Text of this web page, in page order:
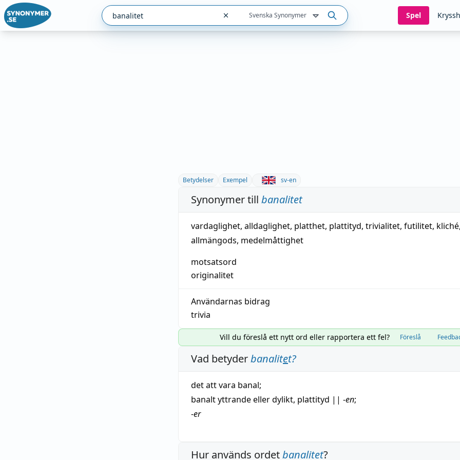
Svenska Synonymer Spel
Betydelser Exempel sv-en
Synonymer till banalitet
vardaglighet, alldaglighet, platthet, plattityd, trivialitet, futilitet, kliché
allmängods, medelmåttighet
motsatsord
originalitet
Användarnas bidrag
trivia
Vill du föreslå ett nytt ord eller rapportera ett fel? Föreslå
Vad betyderbanalitet?
det att vara banal;
banaltyttrandeeller dylikt, plattityd || -en;
-er
Hur används ordetbanalitet?